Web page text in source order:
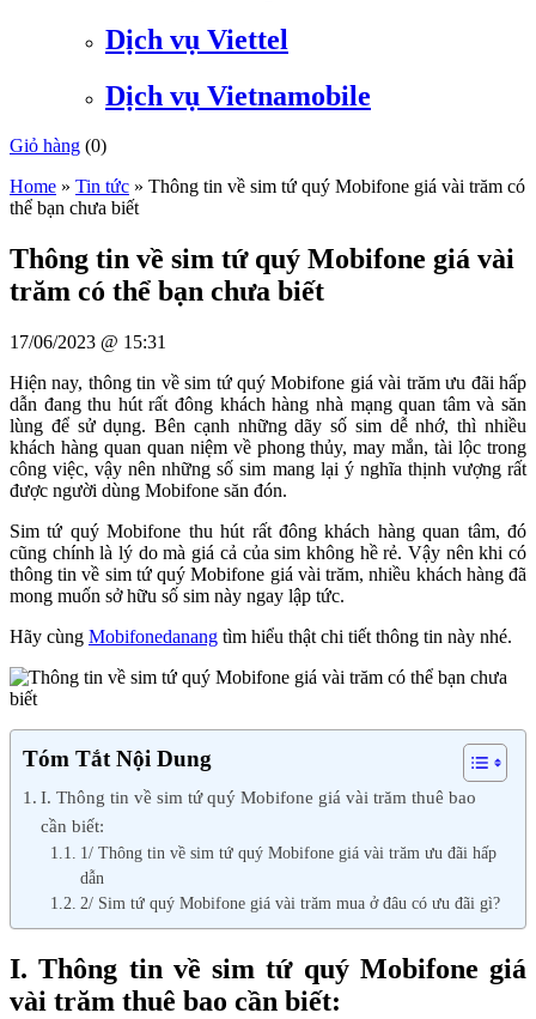
Dịch vụ Viettel
Dịch vụ Vietnamobile
Giỏ hàng (0)
Home » Tin tức » Thông tin về sim tứ quý Mobifone giá vài trăm có
thể bạn chưa biết
Thông tin về sim tứ quý Mobifone giá vài
trăm có thể bạn chưa biết
17/06/2023 @ 15:31
Hiện nay, thông tin về sim tứ quý Mobifone giá vài trăm ưu đãi hấp
dẫn đang thu hút rất đông khách hàng nhà mạng quan tâm và săn
lùng để sử dụng. Bên cạnh những dãy số sim dễ nhớ, thì nhiều
khách hàng quan quan niệm về phong thủy, may mắn, tài lộc trong
công việc, vậy nên những số sim mang lại ý nghĩa thịnh vượng rất
được người dùng Mobifone săn đón.
Sim tứ quý Mobifone thu hút rất đông khách hàng quan tâm, đó
cũng chính là lý do mà giá cả của sim không hề rẻ. Vậy nên khi có
thông tin về sim tứ quý Mobifone giá vài trăm, nhiều khách hàng đã
mong muốn sở hữu số sim này ngay lập tức.
Hãy cùng Mobifonedanang tìm hiểu thật chi tiết thông tin này nhé.
Tóm Tắt Nội Dung
I. Thông tin về sim tứ quý Mobifone giá vài trăm thuê bao
cần biết:
1/ Thông tin về sim tứ quý Mobifone giá vài trăm ưu đãi hấp
dẫn
2/ Sim tứ quý Mobifone giá vài trăm mua ở đâu có ưu đãi gì?
I. Thông tin về sim tứ quý Mobifone giá
vài trăm thuê bao cần biết: